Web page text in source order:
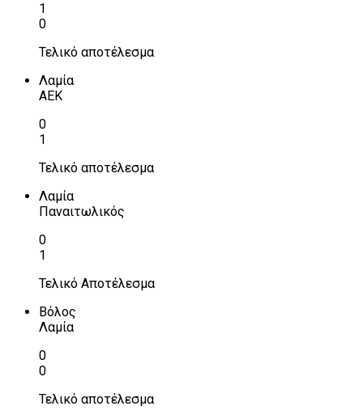
1
0
Τελικό αποτέλεσμα
Λαμία
ΑΕΚ
0
1
Τελικό αποτέλεσμα
Λαμία
Παναιτωλικός
0
1
Τελικό Αποτέλεσμα
Βόλος
Λαμία
0
0
Τελικό αποτέλεσμα